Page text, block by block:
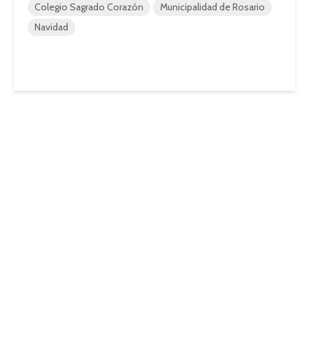
Colegio Sagrado Corazón
Municipalidad de Rosario
Navidad